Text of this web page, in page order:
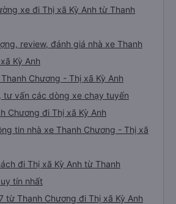
xe đi Thị xã Kỳ Anh từ Thanh
review, đánh giá nhà xe Thanh
Kỳ Anh
Chương - Thị xã Kỳ Anh
tư vấn các dòng xe chạy tuyến
Chương đi Thị xã Kỳ Anh
tin nhà xe Thanh Chương - Thị xã
đi Thị xã Kỳ Anh từ Thanh
tín nhất
từ Thanh Chương đi Thị xã Kỳ Anh